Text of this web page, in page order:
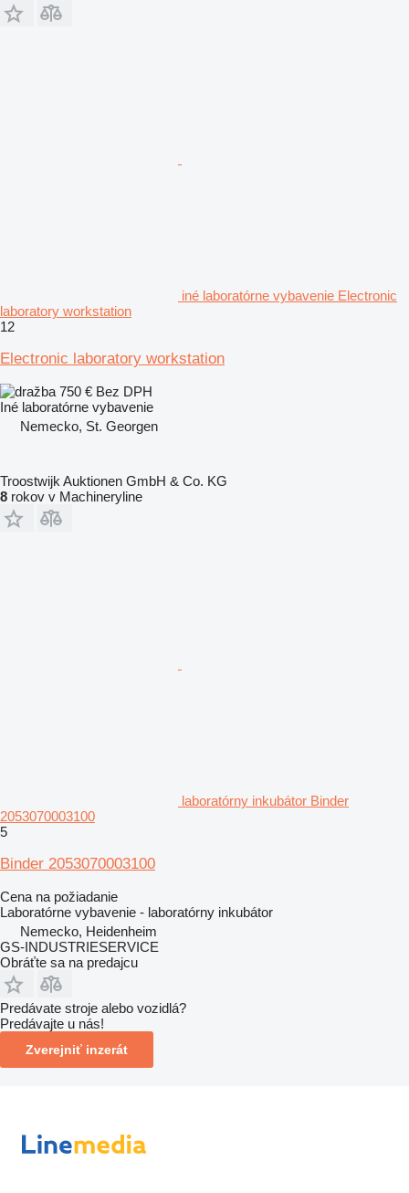
iné laboratórne vybavenie Electronic
laboratory workstation
12
Electronic laboratory workstation
750 € Bez DPH
Iné laboratórne vybavenie
Nemecko, St. Georgen
Troostwijk Auktionen GmbH & Co. KG
8 rokov v Machineryline
laboratórny inkubátor Binder
2053070003100
5
Binder 2053070003100
Cena na požiadanie
Laboratórne vybavenie - laboratórny inkubátor
Nemecko, Heidenheim
GS-INDUSTRIESERVICE
Obráťte sa na predajcu
Predávate stroje alebo vozidlá?
Predávajte u nás!
Zverejniť inzerát